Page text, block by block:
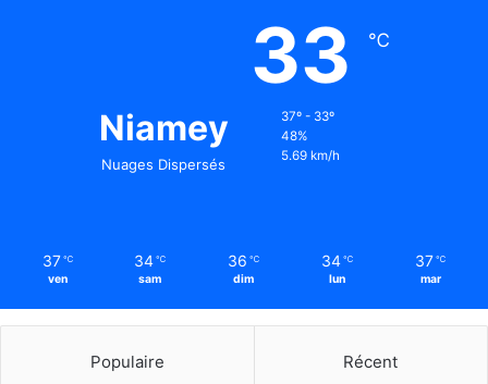
Niamey
Nuages Dispersés
33 ℃
37º - 33º
48%
5.69 km/h
37 ℃
ven
34 ℃
sam
36 ℃
dim
34 ℃
lun
37 ℃
mar
Populaire Récent